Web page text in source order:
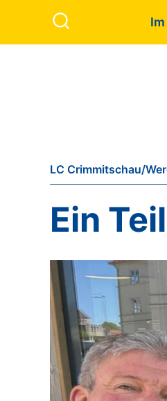
Search to:
LC Crimmitschau/
Ein